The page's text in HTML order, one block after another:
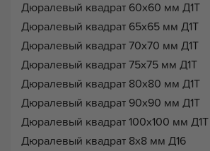
Дюралевый квадрат 60х60 мм Д1Т
Дюралевый квадрат 65х65 мм Д1Т
Дюралевый квадрат 70х70 мм Д1Т
Дюралевый квадрат 75х75 мм Д1Т
Дюралевый квадрат 80х80 мм Д1Т
Дюралевый квадрат 90х90 мм Д1Т
Дюралевый квадрат 100х100 мм Д1Т
Дюралевый квадрат 8х8 мм Д16